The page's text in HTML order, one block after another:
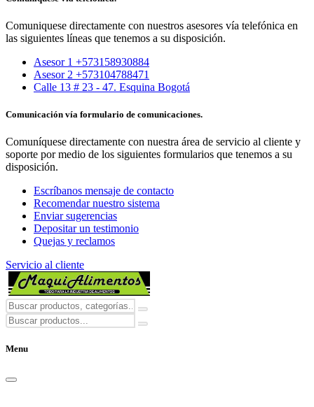
Comuniquese directamente con nuestros asesores vía telefónica en
las siguientes líneas que tenemos a su disposición.
Asesor 1 +573158930884
Asesor 2 +573104788471
Calle 13 # 23 - 47. Esquina Bogotá
Comunicación vía formulario de comunicaciones.
Comuníquese directamente con nuestra área de servicio al cliente y
soporte por medio de los siguientes formularios que tenemos a su
disposición.
Escríbanos mensaje de contacto
Recomendar nuestro sistema
Enviar sugerencias
Depositar un testimonio
Quejas y reclamos
Servicio al cliente
Menu